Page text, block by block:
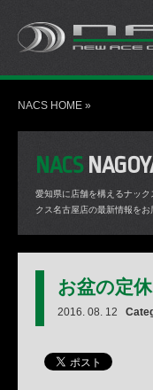
NACS HOME »
NACS
愛知県に店舗を構えるナック
クス名古屋店の最新情報をお
お盆の定
2016. 08. 12